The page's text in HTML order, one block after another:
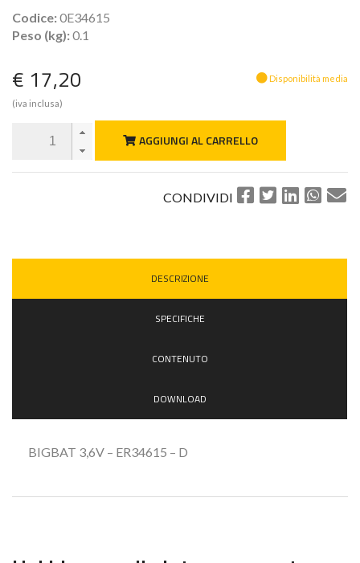
Codice: 0E34615
Peso (kg): 0.1
€ 17,20
(iva inclusa)
Disponibilità media
AGGIUNGI AL CARRELLO
CONDIVIDI
DESCRIZIONE
SPECIFICHE
CONTENUTO
DOWNLOAD
BIGBAT 3,6V – ER34615 – D